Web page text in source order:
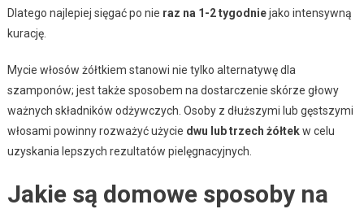
Dlatego najlepiej sięgać po nie raz na 1-2 tygodniejako intensywną
kurację.
Mycie włosów żółtkiem stanowi nie tylko alternatywę dla
szamponów; jest także sposobem na dostarczenie skórze głowy
ważnych składników odżywczych. Osoby z dłuższymi lub gęstszymi
włosami powinny rozważyć użycie dwu lub trzech żółtekw celu
uzyskania lepszych rezultatów pielęgnacyjnych.
Jakie są domowe sposoby na